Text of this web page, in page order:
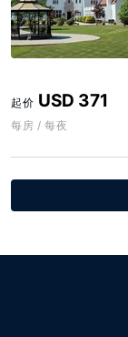
起价 USD 371
每房 / 每夜